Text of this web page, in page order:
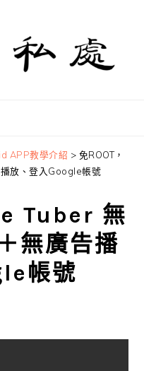
APP教學介紹 > 免ROOT，
放、登入Google帳號
Tuber 無
無廣告播
帳號